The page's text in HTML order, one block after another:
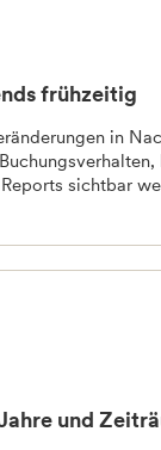
frühzeitig
in
sichtbar
und